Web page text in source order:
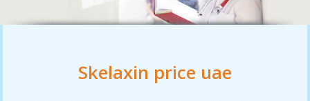
Skelaxin price uae